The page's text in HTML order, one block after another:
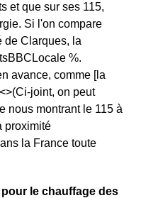
et que sur ses 115,
Si l'on compare
de Clarques, la
%.
avance, comme [la
joint, on peut
nous montrant le 115 à
proximité
la France toute
le chauffage des